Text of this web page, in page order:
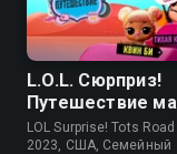
L.O.L. Сюрприз!
Путешествие
LOL Surprise! Tots Road
2023, США, Cемейный